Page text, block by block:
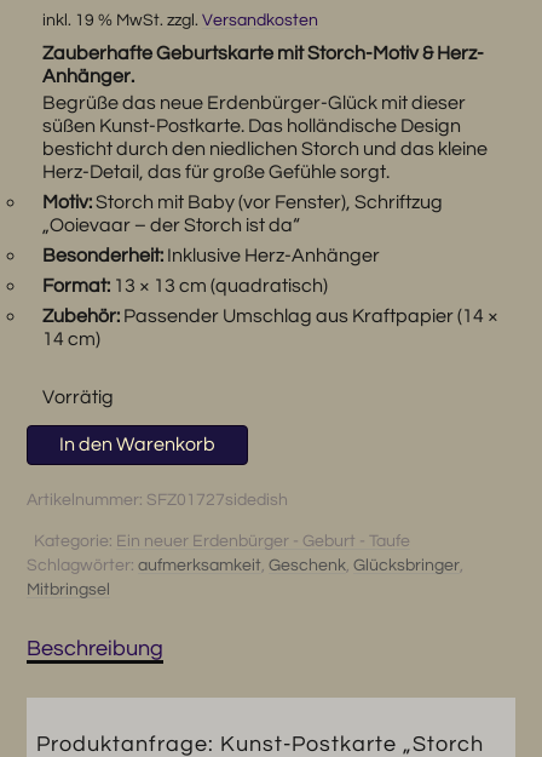
inkl. 19 % MwSt. zzgl. Versandkosten
Zauberhafte Geburtskarte mit Storch-Motiv & Herz-
Anhänger.
Begrüße das neue Erdenbürger-Glück mit dieser
süßen Kunst-Postkarte. Das holländische Design
besticht durch den niedlichen Storch und das kleine
Herz-Detail, das für große Gefühle sorgt.
Motiv:Storch mit Baby (vor Fenster), Schriftzug
„Ooievaar – der Storch ist da“
Besonderheit:Inklusive Herz-Anhänger
Format:13 × 13 cm (quadratisch)
Zubehör:Passender Umschlag aus Kraftpapier (14 ×
14 cm)
Vorrätig
Kunst-
Postkarte
„Storch
Geburt“
–
Mit
Anhänger
Umschlag
In den Warenkorb
Artikelnummer: SFZ01727sidedish
Kategorie: Ein neuer Erdenbürger - Geburt - Taufe
Schlagwörter:aufmerksamkeit,Geschenk,Glücksbringer,
Mitbringsel
Beschreibung
Produktanfrage: Kunst-Postkarte „Storch